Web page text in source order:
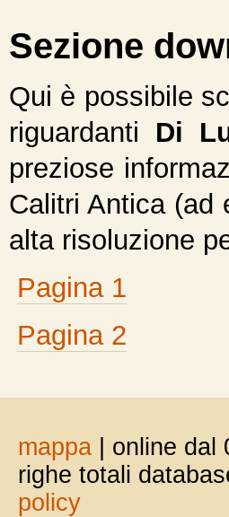
Sezione
Qui è possibile
riguardanti Di
preziose
Calitri Antica (ad
alta risoluzione
Pagina 1
Pagina 2
mappa | online
righe totali
policy